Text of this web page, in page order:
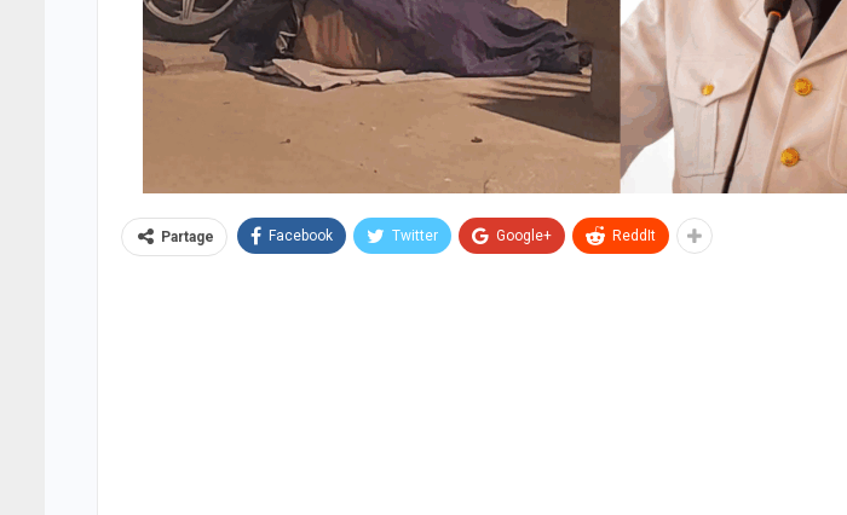
Partage Facebook Twitter Google+ ReddIt